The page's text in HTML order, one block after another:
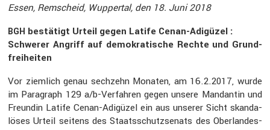
Essen, Remscheid, Wuppertal, den 18. Juni 2018
BGH bestä­tigt Urteil gegen Latife Cenan-Adigüzel :
Schwerer Angriff auf demokra­ti­sche Rechte und Grund­
frei­heiten
Vor ziemlich genau sechzehn Monaten, am 16.2.2017, wurde
im Paragraph 129 a/b-Verfahren gegen unsere Mandantin und
Freundin Latife Cenan-Adigüzel ein aus unserer Sicht skanda­
löses Urteil seitens des Staats­schutz­se­nats des Oberlan­des­